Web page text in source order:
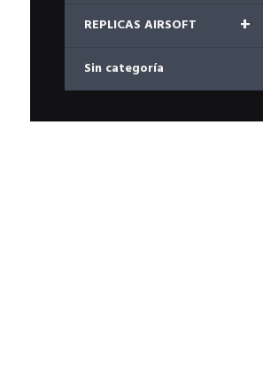
+
REPLICAS AIRSOFT
Sin categoría